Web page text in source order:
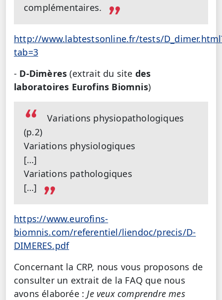
complémentaires.
http://www.labtestsonline.fr/tests/
tab=3
- D-Dimères(extrait du site des
laboratoires Eurofins Biomnis)
Variations physiopathologiques
(p.2)
Variations physiologiques
[…]
Variations pathologiques
[…]
https://www.eurofins-
biomnis.com/referentiel/liendoc/precis/D-
DIMERES.pdf
Concernant la CRP, nous vous proposons de
consulter un extrait de la FAQ que nous
avons élaborée :Je veux comprendre mes